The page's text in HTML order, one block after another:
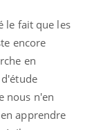
le fait que les
encore
en
nous n'en
apprendre